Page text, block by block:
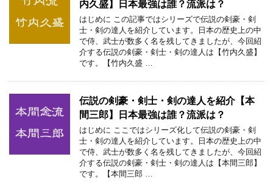
内久盛】日本最強は誰？流派は？
はじめに この記事ではシリーズで伝説の剣豪・剣
士・剣の達人を紹介しています。日本の歴史上の中
で侍、武士が数多く名を残してきましたが、今回紹
介する伝説の剣豪・剣士・剣の達人は【竹内久盛】
です。【竹内久盛 …
伝説の剣豪・剣士・剣の達人を紹介【本
間三郎】日本最強は誰？流派は？
はじめに ここではシリーズ化して伝説の剣豪・剣
士・剣の達人を紹介しています。日本の歴史上の中
で侍、武士が数多く名を残してきましたが、今回紹
介する伝説の剣豪・剣士・剣の達人は【本間三郎】
です。【本間三郎 …